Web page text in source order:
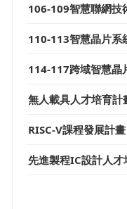
106-109智慧聯網技
110-113智慧晶片系
114-117跨域智慧晶
無人載具人才培育計
RISC-V課程發展計畫
先進製程IC設計人才